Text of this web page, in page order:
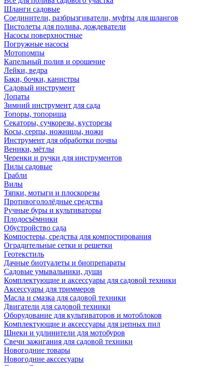
Шланги садовые
Соединители, разбрызгиватели, муфты для шлангов
Пистолеты для полива, дождеватели
Насосы поверхностные
Погружные насосы
Мотопомпы
Капельный полив и орошение
Лейки, ведра
Баки, бочки, канистры
Садовый инструмент
Лопаты
Зимний инструмент для сада
Топоры, топорища
Секаторы, сучкорезы, кусторезы
Косы, серпы, ножницы, ножи
Инструмент для обработки почвы
Веники, мётлы
Черенки и ручки для инструментов
Пилы садовые
Грабли
Вилы
Тяпки, мотыги и плоскорезы
Противогололёдные средства
Ручные буры и культиваторы
Плодосъёмники
Обустройство сада
Компостеры, средства для компостирования
Оградительные сетки и решетки
Геотекстиль
Дачные биотуалеты и биопрепараты
Садовые умывальники, души
Комплектующие и аксессуары для садовой техники
Аксессуары для триммеров
Масла и смазка для садовой техники
Двигатели для садовой техники
Оборудование для культиваторов и мотоблоков
Комплектующие и аксессуары для цепных пил
Шнеки и удлинители для мотобуров
Свечи зажигания для садовой техники
Новогодние товары
Новогодние акссесуары